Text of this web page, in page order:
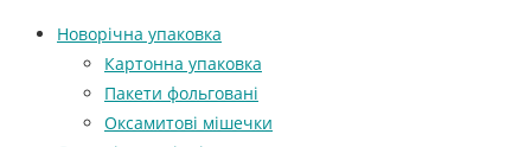
Новорічна упаковка
Картонна упаковка
Пакети фольговані
Оксамитові мішечки